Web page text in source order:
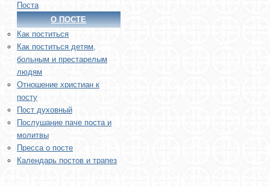
Поста
О ПОСТЕ
Как поститься
Как поститься детям,
больным и престарелым
людям
Отношение христиан к
посту
Пост духовный
Послушание паче поста и
молитвы
Пресса о посте
Календарь постов и трапез